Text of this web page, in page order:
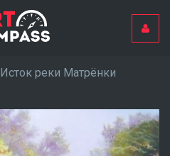
Исток реки Матрёнки